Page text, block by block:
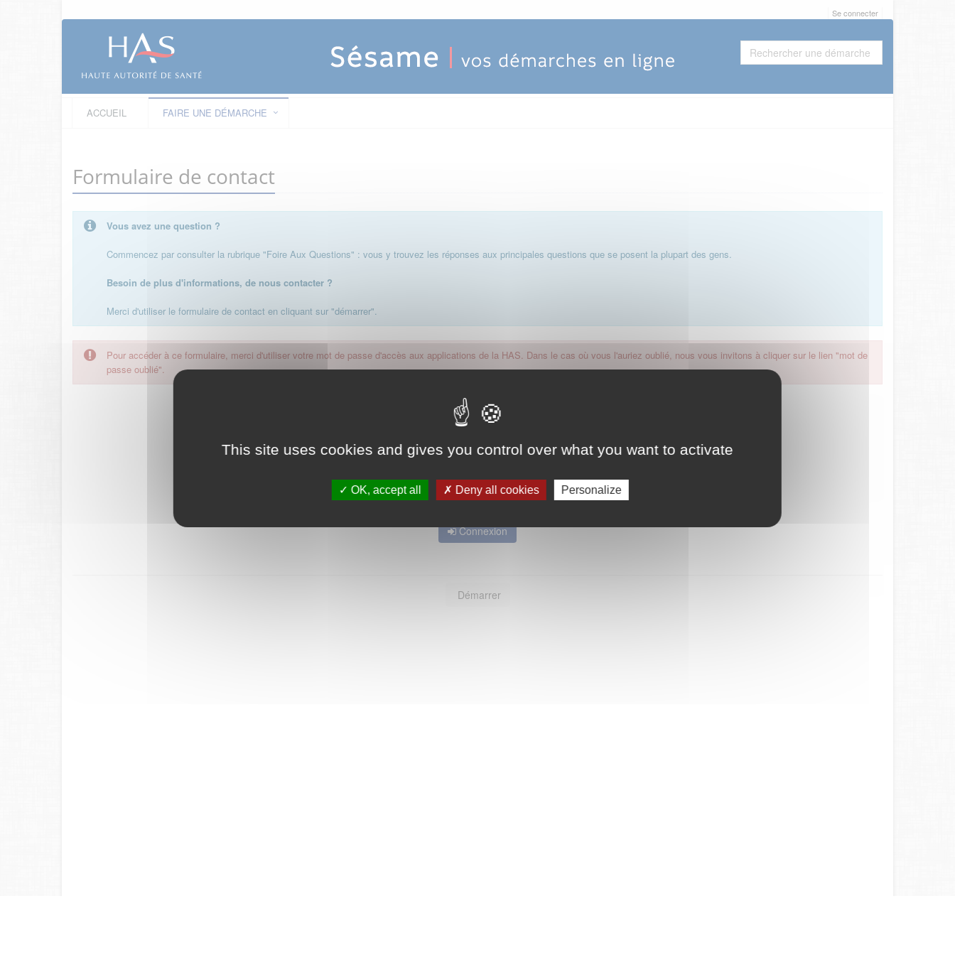
This site uses cookies and gives you control over what you want to activate
OK, accept all Deny all cookies Personalize
Se connecter
ACCUEIL FAIRE UNE DÉMARCHE
Formulaire de contact
Vous avez une question ?
Commencez par consulter la rubrique "Foire Aux Questions" : vous y trouvez les réponses aux principales questions que se posent la plupart des gens.
Besoin de plus d'informations, de nous contacter ?
Merci d'utiliser le formulaire de contact en cliquant sur "démarrer".
Pour accéder à ce formulaire, merci d'utiliser votre mot de passe d'accès aux applications de la HAS. Dans le cas où vous l'auriez oublié, nous vous invitons à cliquer sur le lien "mot de
passe oublié".
Mot de passe oublié ?
Connexion
Démarrer